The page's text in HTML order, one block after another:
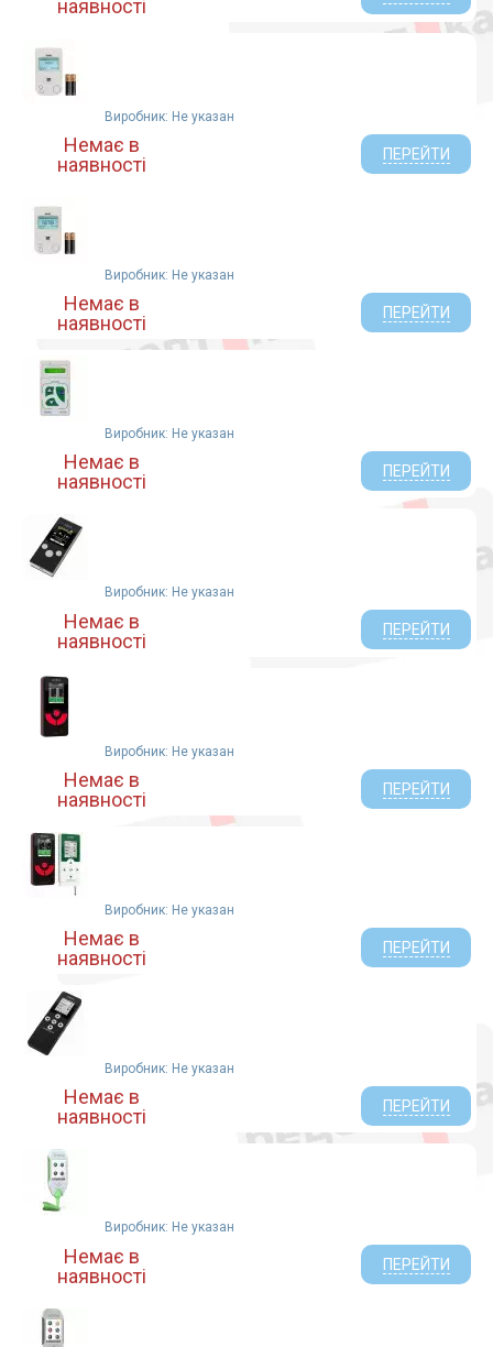
наявності
Виробник: Не указан
Немає в
наявності
ПЕРЕЙТИ
Виробник: Не указан
Немає в
наявності
ПЕРЕЙТИ
Виробник: Не указан
Немає в
наявності
ПЕРЕЙТИ
Виробник: Не указан
Немає в
наявності
ПЕРЕЙТИ
Виробник: Не указан
Немає в
наявності
ПЕРЕЙТИ
Виробник: Не указан
Немає в
наявності
ПЕРЕЙТИ
Виробник: Не указан
Немає в
наявності
ПЕРЕЙТИ
Виробник: Не указан
Немає в
наявності
ПЕРЕЙТИ